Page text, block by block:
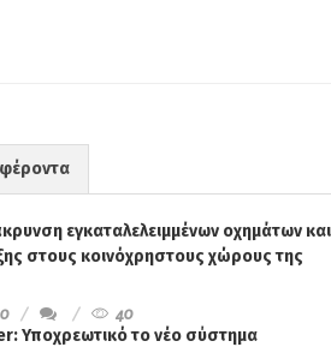
εγκαταλελειμμένων οχημάτων και
στους κοινόχρηστους χώρους της
40
Υποχρεωτικό το νέο σύστημα